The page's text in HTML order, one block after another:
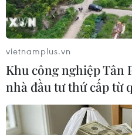
địa bàn bằng dữ liệu
thông minh./.
vietnamplus.vn
Khu công nghiệp Tân
nhà đầu tư thứ cấp từ